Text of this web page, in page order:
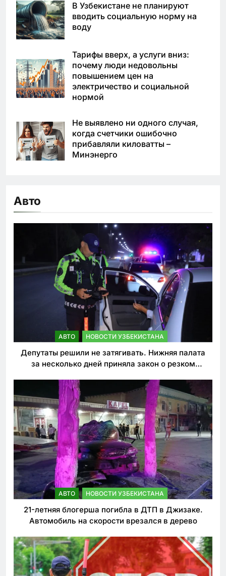
В Узбекистане не планируют
вводить социальную норму на
воду
Тарифы вверх, а услуги вниз:
почему люди недовольны
повышением цен на
электричество и социальной
нормой
Не выявлено ни одного случая,
когда счетчики ошибочно
прибавляли киловатты –
Минэнерго
Авто
АВТО НОВОСТИ УЗБЕКИСТАНА
Депутаты решили не затягивать. Нижняя палата
за несколько дней приняла закон о резком
АВТО НОВОСТИ УЗБЕКИСТАНА
21-летняя блогерша погибла в ДТП в Джизаке.
Автомобиль на скорости врезался в дерево